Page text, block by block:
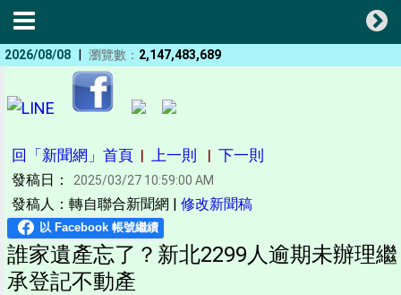
2026/08/08 | 瀏覽數： 2,147,483,689
回「新聞網」首頁 | 上一則 | 下一則
發稿日： 2025/03/27 10:59:00 AM
發稿人：轉自聯合新聞網 | 修改新聞稿
誰家遺產忘了？新北2299人逾期未辦理繼
承登記不動產